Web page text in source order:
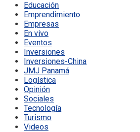
Educación
Emprendimiento
Empresas
En vivo
Eventos
Inversiones
Inversiones-China
JMJ Panamá
Logística
Opinión
Sociales
Tecnología
Turismo
Videos